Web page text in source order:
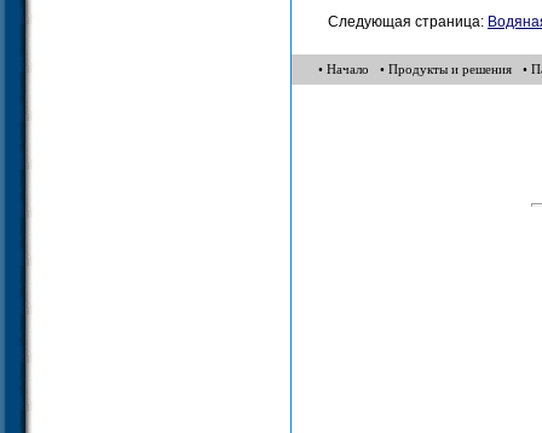
Следующая страница:
• Начало • Продукты и решения •